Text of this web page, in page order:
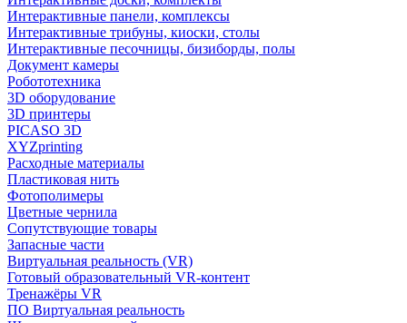
Интерактивные панели, комплексы
Интерактивные трибуны, киоски, столы
Интерактивные песочницы, бизиборды, полы
Документ камеры
Робототехника
3D оборудование
3D принтеры
PICASO 3D
XYZprinting
Расходные материалы
Пластиковая нить
Фотополимеры
Цветные чернила
Сопутствующие товары
Запасные части
Виртуальная реальность (VR)
Готовый образовательный VR-контент
Тренажёры VR
ПО Виртуальная реальность